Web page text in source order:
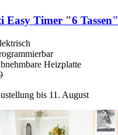
Easy Timer "6 Tassen"
Heizplatte
bis 11. August